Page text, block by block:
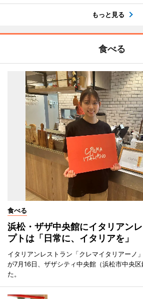
もっと見る
食べる
食べる
浜松・ザザ中央館にイタリアン
プトは「日常に、イタリアを」
イタリアンレストラン「クレマイタリアーノ
が7月16日、ザザシティ中央館（浜松市中央
た。